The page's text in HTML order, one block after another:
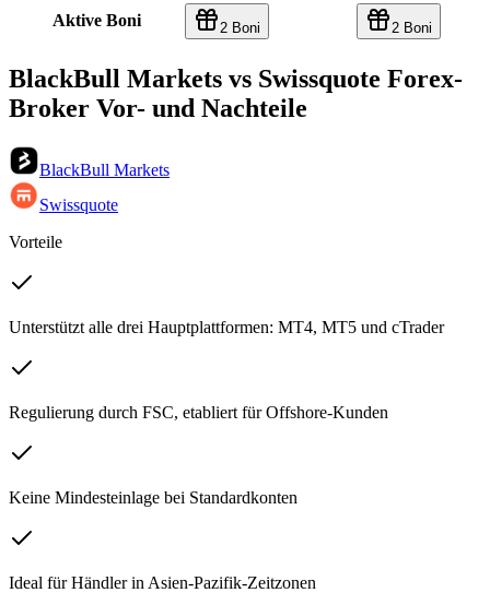
Aktive Boni 2 Boni 2 Boni
BlackBull Markets vs Swissquote Forex-
Broker Vor- und Nachteile
BlackBull Markets
Swissquote
Vorteile
Unterstützt alle drei Hauptplattformen: MT4, MT5 und cTrader
Regulierung durch FSC, etabliert für Offshore-Kunden
Keine Mindesteinlage bei Standardkonten
Ideal für Händler in Asien-Pazifik-Zeitzonen